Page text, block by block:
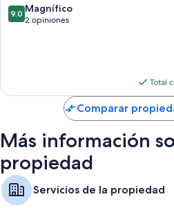
9.0
de
9.0 Magnífico
2 opiniones
Total
Comparar
Más información
propiedad
Servicios de la propiedad